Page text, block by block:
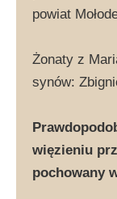
powiat
Żonaty z
synów:
więzieniu
pochowany